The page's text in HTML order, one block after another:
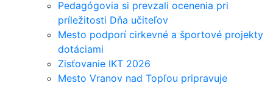
Pedagógovia si prevzali ocenenia pri
príležitosti Dňa učiteľov
Mesto podporí cirkevné a športové projekty
dotáciami
Zisťovanie IKT 2026
Mesto Vranov nad Topľou pripravuje